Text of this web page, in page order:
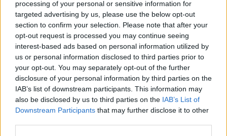
processing of your personal or sensitive information for
targeted advertising by us, please use the below opt-out
section to confirm your selection. Please note that after your
opt-out request is processed you may continue seeing
interest-based ads based on personal information utilized by
us or personal information disclosed to third parties prior to
your opt-out. You may separately opt-out of the further
disclosure of your personal information by third parties on the
IAB’s list of downstream participants. This information may
also be disclosed by us to third parties on the IAB’s List of
Downstream Participants that may further disclose it to other
ΔΕΙΤΕ ΕΠΙΣΗΣ
ΣΤΗΝ ΙΔΙΑ ΚΑΤΗΓΟΡΙΑ
Χρήστος Δάντης: «Συνάδελφοι
προσπαθούν να ξεχάσουν ότι